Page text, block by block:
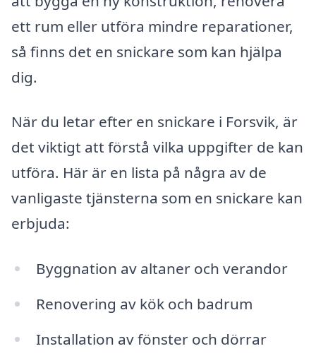
ett rum eller utföra mindre reparationer,
så finns det en snickare som kan hjälpa
dig.
När du letar efter en snickare i Forsvik, är
det viktigt att förstå vilka uppgifter de kan
utföra. Här är en lista på några av de
vanligaste tjänsterna som en snickare kan
erbjuda:
Byggnation av altaner och verandor
Renovering av kök och badrum
Installation av fönster och dörrar